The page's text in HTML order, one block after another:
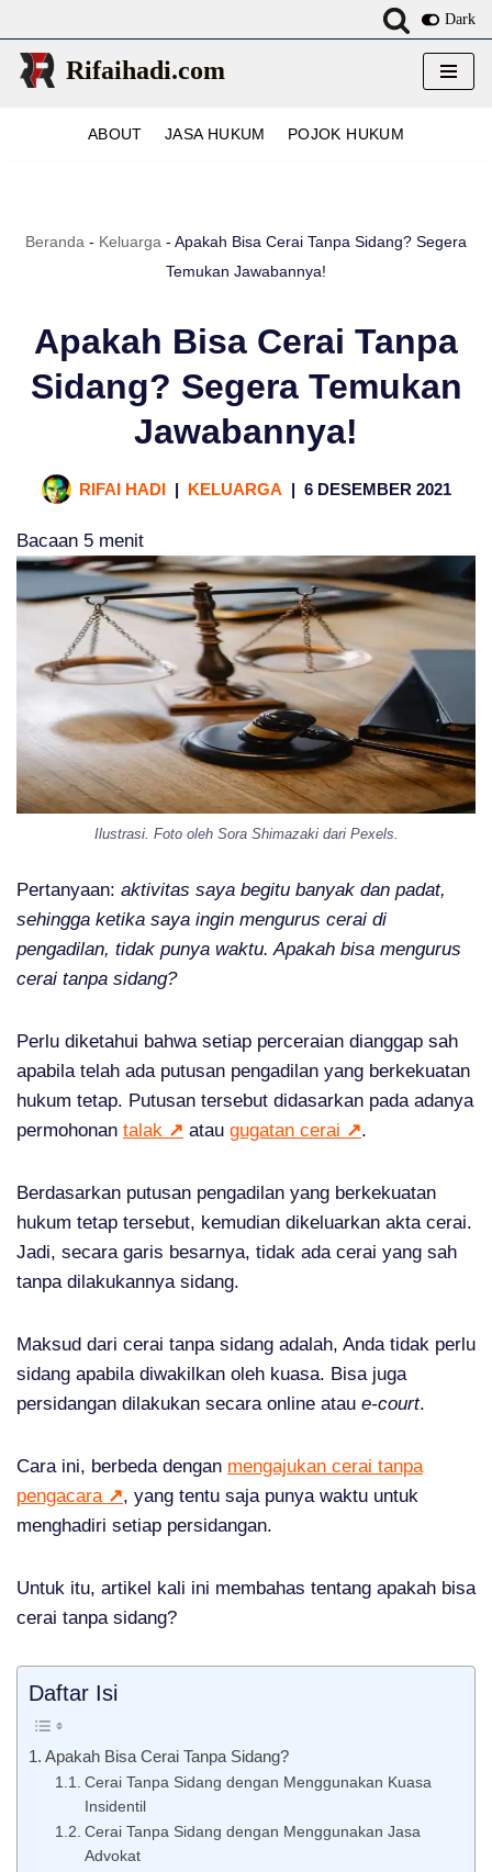
Lompat
ke
Dark
Rifaihadi.com
ABOUT JASA HUKUM POJOK HUKUM
Beranda - Keluarga - Apakah Bisa Cerai Tanpa Sidang? Segera
Temukan Jawabannya!
Apakah Bisa Cerai Tanpa
Sidang? Segera Temukan
Jawabannya!
RIFAI HADI KELUARGA 6 DESEMBER 2021
Bacaan 5 menit
Ilustrasi. Foto oleh Sora Shimazaki dari Pexels.
Pertanyaan: aktivitas saya begitu banyak dan padat,
sehingga ketika saya ingin mengurus cerai di
pengadilan, tidak punya waktu. Apakah bisa mengurus
cerai tanpa sidang?
Perlu diketahui bahwa setiap perceraian dianggap sah
apabila telah ada putusan pengadilan yang berkekuatan
hukum tetap. Putusan tersebut didasarkan pada adanya
permohonan talak ↗ atau gugatan cerai ↗.
Berdasarkan putusan pengadilan yang berkekuatan
hukum tetap tersebut, kemudian dikeluarkan akta cerai.
Jadi, secara garis besarnya, tidak ada cerai yang sah
tanpa dilakukannya sidang.
Maksud dari cerai tanpa sidang adalah, Anda tidak perlu
sidang apabila diwakilkan oleh kuasa. Bisa juga
persidangan dilakukan secara online atau e-court.
Cara ini, berbeda dengan mengajukan cerai tanpa
pengacara ↗, yang tentu saja punya waktu untuk
menghadiri setiap persidangan.
Untuk itu, artikel kali ini membahas tentang apakah bisa
cerai tanpa sidang?
Daftar Isi
Apakah Bisa Cerai Tanpa Sidang?
Cerai Tanpa Sidang dengan Menggunakan Kuasa
Insidentil
Cerai Tanpa Sidang dengan Menggunakan Jasa
Advokat